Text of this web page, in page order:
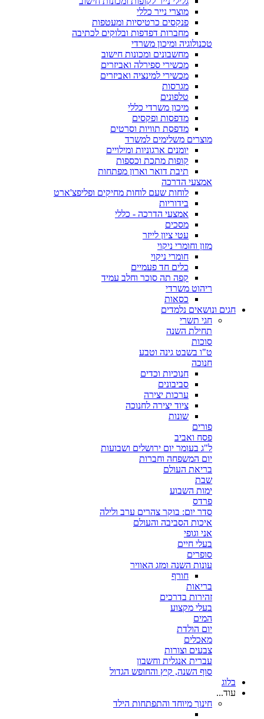
מוצרי נייר כללי
פנקסים כרטיסיות ומעטפות
מחברות דפדפות ובלוקים לכתיבה
טכנולוגיה ומיכון משרדי
מחשבונים ומכונות חישוב
מכשירי ספירלה ואביזרים
מכשירי למינציה ואביזרים
מגרסות
טלפונים
מיכון משרדי כללי
מדפסות ופקסים
מדפסת תוויות וסרטים
מוצרים משלימים למשרד
יומנים ארגוניות ומילויים
קופות מתכת וכספות
תיבת דואר וארון מפתחות
אמצעי הדרכה
לוחות שעם לוחות מחיקים ופליפצ'ארט
בידוריות
אמצעי הדרכה - כללי
מסכים
עטי ציון לייזר
מזון וחומרי ניקוי
חומרי ניקוי
כלים חד פעמיים
קפה תה סוכר וחלב עמיד
ריהוט משרדי
כסאות
חגים ונושאים נלמדים
חגי תשרי
תחילת השנה
סוכות
ט"ו בשבט גינה וטבע
חנוכה
חנוכיות וכדים
סביבונים
ערכות יצירה
ציוד יצירה לחנוכה
שונות
פורים
פסח ואביב
ל"ג בעומר יום ירושלים ושבועות
יום המשפחה וחברות
בריאת העולם
שבת
ימות השבוע
פרדס
סדר יום: בוקר צהרים ערב ולילה
איכות הסביבה והעולם
אני וגופי
בעלי חיים
סופרים
עונות השנה ומזג האוויר
חורף
בריאות
זהירות בדרכים
בעלי מקצוע
המים
יום הולדת
מאכלים
צבעים וצורות
עברית אנגלית וחשבון
סוף השנה, קיץ והחופש הגדול
בלוג
עוד...
חינוך מיוחד והתפתחות הילד